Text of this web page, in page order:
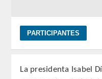
Presidentes
JUNTA DE GOBIERNO
La presidenta Isabel